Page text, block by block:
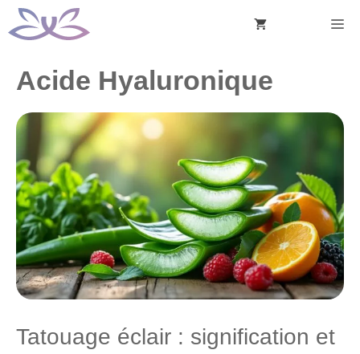
Aller
au
Acide Hyaluronique
Tatouage éclair : signification et